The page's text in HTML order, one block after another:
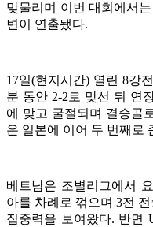
맞물리며 이번 대회에서
변이 연출됐다.
17일(현지시간) 열린 8강
분 동안 2-2로 맞선 뒤 연
에 맞고 굴절되며 결승골
은 일본에 이어 두 번째로
베트남은 조별리그에서
아를 차례로 꺾으며 3전
집중력을 보여왔다. 반면